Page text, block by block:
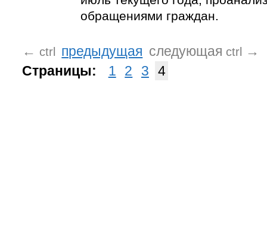
обращениями граждан.
← ctrl предыдущая следующая ctrl
→
Страницы:
1 2 3 4